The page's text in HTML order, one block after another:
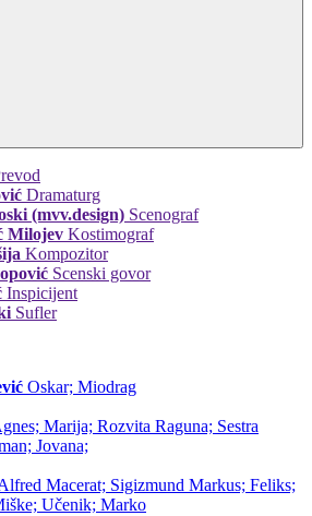
Dramaturg
(mvv.design) Scenograf
Milojev Kostimograf
Kompozitor
Scenski govor
Inspicijent
Sufler
Oskar; Miodrag
Marija; Rozvita Raguna; Sestra
Jovana;
Macerat; Sigizmund Markus; Feliks;
Učenik; Marko